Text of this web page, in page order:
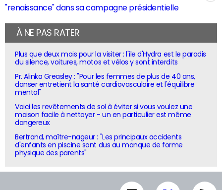
"renaissance" dans sa campagne présidentielle
À NE PAS RATER
Plus que deux mois pour la visiter : l'île d'Hydra est le paradis
du silence, voitures, motos et vélos y sont interdits
Pr. Alinka Greasley : "Pour les femmes de plus de 40 ans,
danser entretient la santé cardiovasculaire et l'équilibre
mental"
Voici les revêtements de sol à éviter si vous voulez une
maison facile à nettoyer - un en particulier est même
dangereux
Bertrand, maître-nageur : "Les principaux accidents
d'enfants en piscine sont dus au manque de forme
physique des parents"